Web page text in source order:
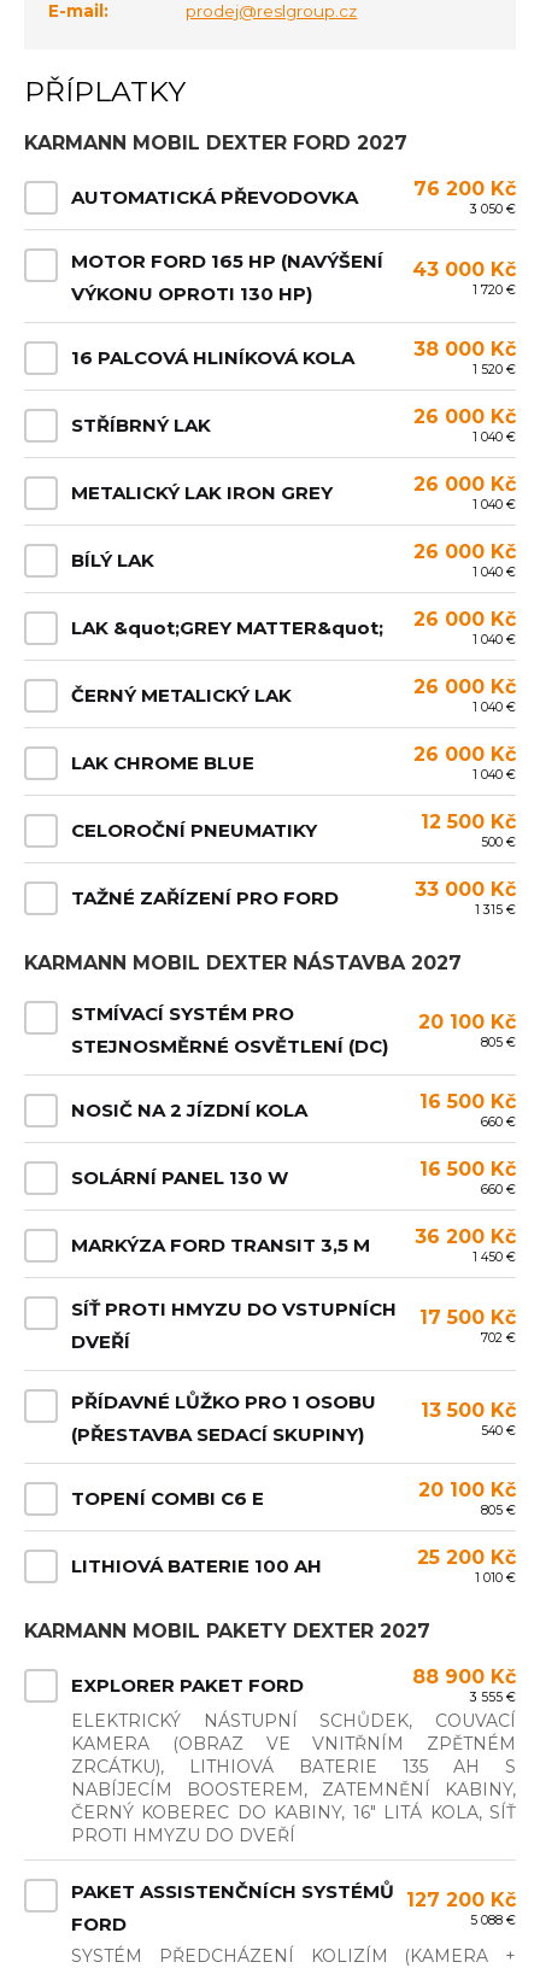
E-mail:
prodej@reslgroup.cz
PŘÍPLATKY
KARMANN MOBIL DEXTER FORD 2027
AUTOMATICKÁ PŘEVODOVKA 76 200 Kč
3 050 €
MOTOR FORD 165 HP (NAVÝŠENÍ
VÝKONU OPROTI 130 HP)
43 000 Kč
1 720 €
16 PALCOVÁ HLINÍKOVÁ KOLA 38 000 Kč
1 520 €
STŘÍBRNÝ LAK 26 000 Kč
1 040 €
METALICKÝ LAK IRON GREY 26 000 Kč
1 040 €
BÍLÝ LAK 26 000 Kč
1 040 €
LAK &quot;GREY MATTER&quot; 26 000 Kč
1 040 €
ČERNÝ METALICKÝ LAK 26 000 Kč
1 040 €
LAK CHROME BLUE 26 000 Kč
1 040 €
CELOROČNÍ PNEUMATIKY 12 500 Kč
500 €
TAŽNÉ ZAŘÍZENÍ PRO FORD 33 000 Kč
1 315 €
KARMANN MOBIL DEXTER NÁSTAVBA 2027
STMÍVACÍ SYSTÉM PRO
STEJNOSMĚRNÉ OSVĚTLENÍ (DC)
20 100 Kč
805 €
NOSIČ NA 2 JÍZDNÍ KOLA 16 500 Kč
660 €
SOLÁRNÍ PANEL 130 W 16 500 Kč
660 €
MARKÝZA FORD TRANSIT 3,5 M 36 200 Kč
1 450 €
SÍŤ PROTI HMYZU DO VSTUPNÍCH
DVEŘÍ
17 500 Kč
702 €
PŘÍDAVNÉ LŮŽKO PRO 1 OSOBU
(PŘESTAVBA SEDACÍ SKUPINY)
13 500 Kč
540 €
TOPENÍ COMBI C6 E 20 100 Kč
805 €
LITHIOVÁ BATERIE 100 AH 25 200 Kč
1 010 €
KARMANN MOBIL PAKETY DEXTER 2027
EXPLORER PAKET FORD 88 900 Kč
3 555 €
ELEKTRICKÝ NÁSTUPNÍ SCHŮDEK, COUVACÍ
KAMERA (OBRAZ VE VNITŘNÍM ZPĚTNÉM
ZRCÁTKU), LITHIOVÁ BATERIE 135 AH S
NABÍJECÍM BOOSTEREM, ZATEMNĚNÍ KABINY,
ČERNÝ KOBEREC DO KABINY, 16" LITÁ KOLA, SÍŤ
PROTI HMYZU DO DVEŘÍ
PAKET ASSISTENČNÍCH SYSTÉMŮ
FORD
127 200 Kč
5 088 €
SYSTÉM PŘEDCHÁZENÍ KOLIZÍM (KAMERA +